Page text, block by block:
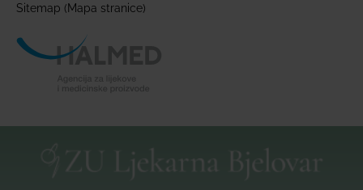
Sitemap (Mapa stranice)